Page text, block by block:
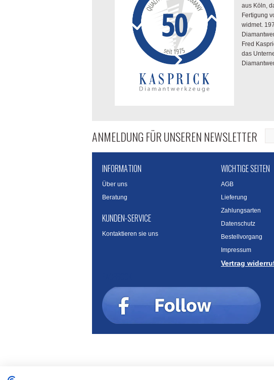
aus Köln,
Fertigung
widmet.
Fred
das
ANMELDUNG FÜR UNSEREN NEWSLETTER
INFORMATION
Über uns
Beratung
KUNDEN-SERVICE
Kontaktieren sie uns
WICHTIGE SEITEN
AGB
Lieferung
Zahlungsarten
Datenschutz
Bestellvorgang
Impressum
Vertrag